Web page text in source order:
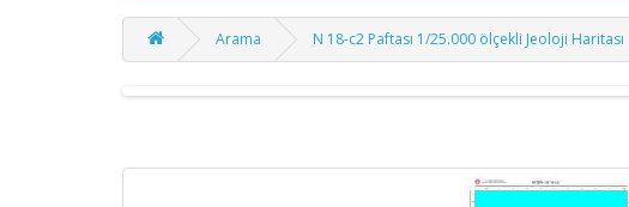
Arama N 18-c2 Paftası 1/25.000 ölçekli Jeoloji Haritası